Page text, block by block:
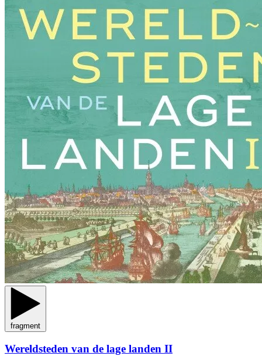
fragment
Wereldsteden van de lage landen II